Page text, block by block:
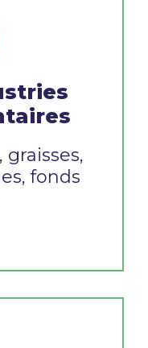
graisses,
fonds